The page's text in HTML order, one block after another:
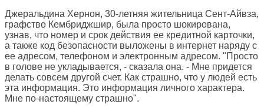
Джеральдина Хернон, 30-летняя жительница Сент-Айвза,
графство Кембриджшир, была просто шокирована,
узнав, что номер и срок действия ее кредитной карточки,
а также код безопасности выложены в интернет наряду с
ее адресом, телефоном и электронным адресом. "Просто
в голове не укладывается, - сказала она. - Мне придется
делать совсем другой счет. Как страшно, что у людей есть
эта информация. Это информация личного характера.
Мне по-настоящему страшно".